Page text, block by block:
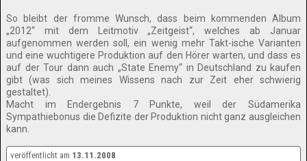
So bleibt der fromme Wunsch, dass beim kommenden Album
„2012“ mit dem Leitmotiv „Zeitgeist“, welches ab Januar
aufgenommen werden soll, ein wenig mehr Takt-ische Varianten
und eine wuchtigere Produktion auf den Hörer warten, und dass es
auf der Tour dann auch „State Enemy“ in Deutschland zu kaufen
gibt (was sich meines Wissens nach zur Zeit eher schwierig
gestaltet).
Macht im Endergebnis 7 Punkte, weil der Südamerika
Sympathiebonus die Defizite der Produktion nicht ganz ausgleichen
kann.
veröffentlicht am 13.11.2008